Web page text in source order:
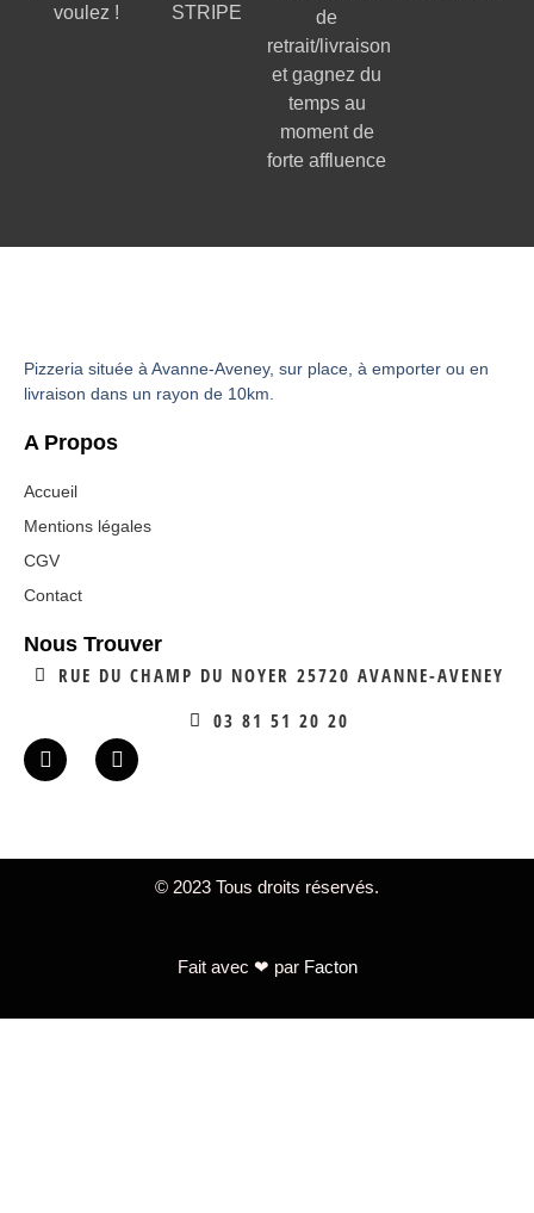
voulez !
STRIPE
de
retrait/livraison
et gagnez du
temps au
moment de
forte affluence
Pizzeria située à Avanne-Aveney, sur place, à emporter ou en
livraison dans un rayon de 10km.
A Propos
Accueil
Mentions légales
CGV
Contact
Nous Trouver
RUE DU CHAMP DU NOYER 25720 AVANNE-AVENEY
03 81 51 20 20
© 2023 Tous droits réservés.
Fait avec ❤ par Facton